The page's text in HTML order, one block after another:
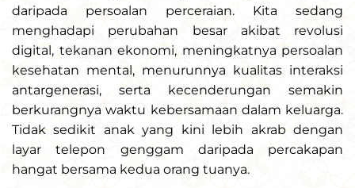
daripada persoalan perceraian. Kita sedang
menghadapi perubahan besar akibat revolusi
digital, tekanan ekonomi, meningkatnya persoalan
kesehatan mental, menurunnya kualitas interaksi
antargenerasi, serta kecenderungan semakin
berkurangnya waktu kebersamaan dalam keluarga.
Tidak sedikit anak yang kini lebih akrab dengan
layar telepon genggam daripada percakapan
hangat bersama kedua orang tuanya.